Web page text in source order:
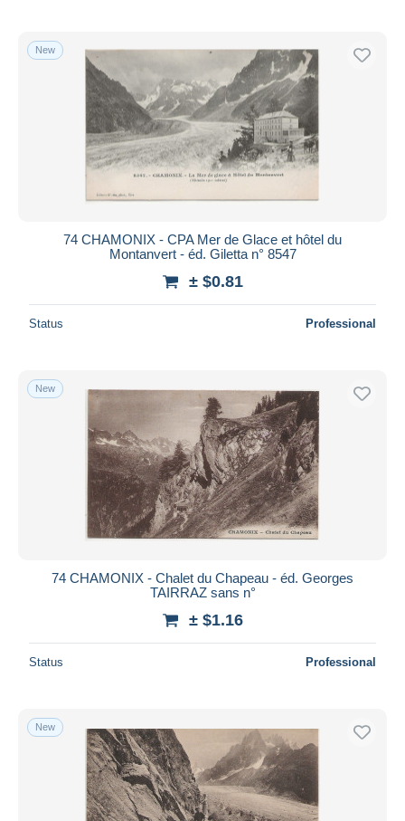
New
74 CHAMONIX - CPA Mer de Glace et hôtel du
Montanvert - éd. Giletta n° 8547
± $0.81
Status Professional
New
74 CHAMONIX - Chalet du Chapeau - éd. Georges
TAIRRAZ sans n°
± $1.16
Status Professional
New